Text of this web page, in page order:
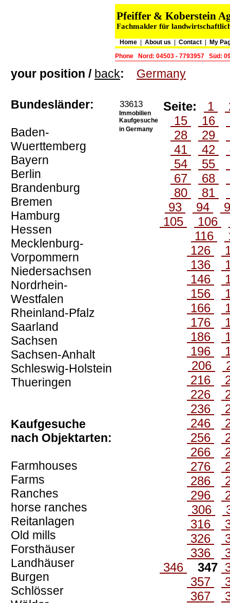
Pfeiffer & Koberstein
Fachmakler für
Home About us Contact
My
Phone
Nord: 04503 - 7793957 Süd:
your position / back: Germany
Bundesländer:
Baden-
Wuerttemberg
Bayern
Berlin
Brandenburg
Bremen
Hamburg
Hessen
Mecklenburg-
Vorpommern
Niedersachsen
Nordrhein-
Westfalen
Rheinland-Pfalz
Saarland
Sachsen
Sachsen-Anhalt
Schleswig-Holstein
Thueringen
Kaufgesuche
nach Objektarten:
Farmhouses
Farms
Ranches
horse ranches
Reitanlagen
Old mills
Forsthäuser
Landhäuser
Burgen
Schlösser
33613
Immobilien
Kaufgesuche
in Germany
Seite: 1
15
16
28
29
41
42
54
55
67
68
80
81
93
94
105
106
116
126
136
146
156
166
176
186
196
206
216
226
236
246
256
266
276
286
296
306
316
326
336
346
347
357
367